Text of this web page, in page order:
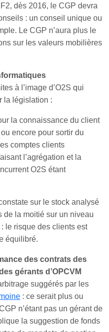
dès 2016, le CGP devra
: un conseil unique ou
Le CGP n’aura plus le
sur les valeurs mobilières
à l’image d’O2S qui
la législation :
la connaissance du client
encore pour sortir du
comptes clients
l’agrégation et la
O2S étant
sur le stock analysé
de la moitié sur un niveau
le risque des clients est
équilibré.
des contrats des
gérants d’OPCVM
suggérés par les
: ce serait plus ou
n’étant pas un gérant de
la suggestion de fonds